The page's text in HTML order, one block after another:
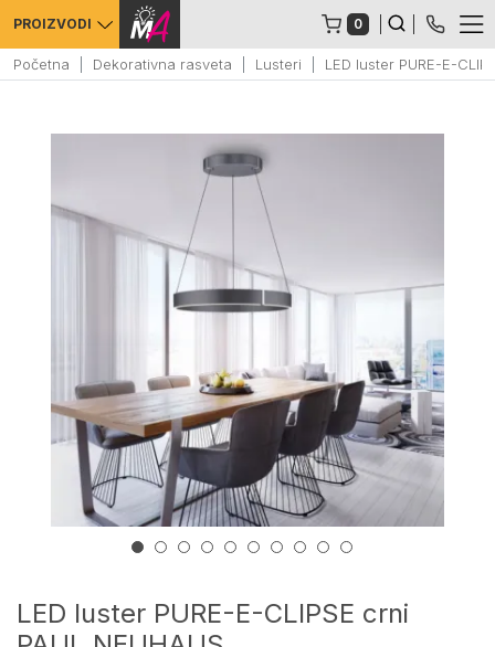
PROIZVODI 0
Početna Dekorativna rasveta Lusteri LED luster PURE-E-
LED luster PURE-E-CLIPSE crni